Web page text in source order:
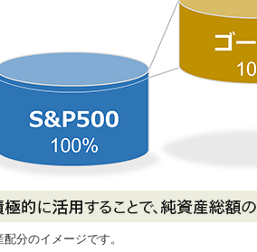
分のイメージです。